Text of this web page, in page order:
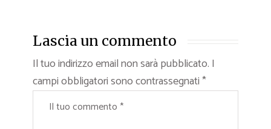
Lascia un commento
Il tuo indirizzo email non sarà pubblicato. I
campi obbligatori sono contrassegnati*